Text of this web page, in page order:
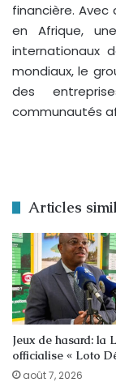
financière.
en Afrique,
internationaux
mondiaux, le
des
communautés
Articles
Jeux de hasard: la
officialise « Loto
août 7, 2026